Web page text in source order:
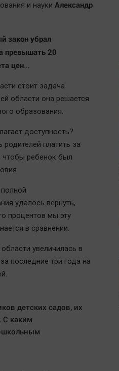
и науки Александр
закон убрал
превышать 20
цен…
стоит задача
области она решается
образования.
доступность?
платить за
чтобы ребенок был
удалось вернуть,
процентов мы эту
в сравнении.
увеличилась в
последние три года на
детских садов, их
С каким